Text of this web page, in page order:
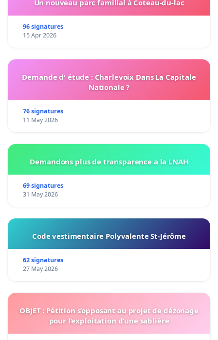
Un nouveau parc familial à Coteau-du-lac
96 signatures
15 Apr 2026
Demande d' étude : Charlevoix Dans La Capitale
Nationale ?
76 signatures
11 May 2026
Demandons plus de transparence a la LNAH
69 signatures
31 May 2026
Code vestimentaire Polyvalente St-Jérôme
62 signatures
27 May 2026
OBJET : Pétition s’opposant au projet de dézonage
pour l’exploitation d’une sablière